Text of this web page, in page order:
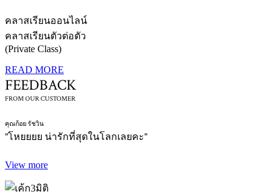
คลาสเรียนออนไลน์
คลาสเรียนตัวต่อตัว
(Private Class)
READ MORE
FEEDBACK
FROM OUR CUSTOMER
คุณก้อย รัชวิน
"โหยยยย น่ารักที่สุดในโลกเลยคะ"
View more